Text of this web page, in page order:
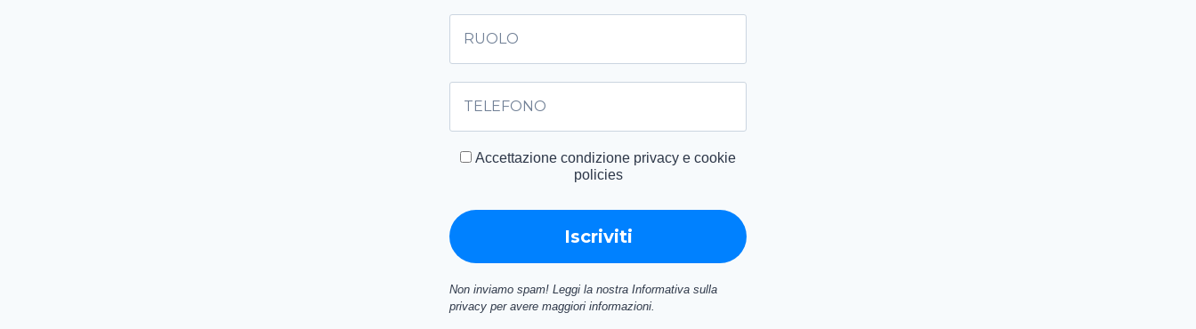
Accettazione condizione privacy e cookie
policies
Non inviamo spam! Leggi la nostra Informativa sulla
privacy per avere maggiori informazioni.